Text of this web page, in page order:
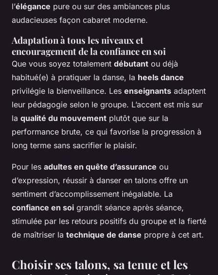
l’élégance pure ou sur des ambiances plus
audacieuses façon cabaret moderne.
Adaptation à tous les niveaux et
encouragement de la confiance en soi
Que vous soyez totalement débutant ou déjà
habitué(e) à pratiquer la danse, la heels dance
privilégie la bienveillance. Les enseignants adaptent
leur pédagogie selon le groupe. L’accent est mis sur
la qualité du mouvement plutôt que sur la
performance brute, ce qui favorise la progression à
long terme sans sacrifier le plaisir.
Pour les adultes en quête d’assurance ou
d’expression, réussir à danser en talons offre un
sentiment d’accomplissement inégalable. La
confiance en soi grandit séance après séance,
stimulée par les retours positifs du groupe et la fierté
de maîtriser la technique de danse propre à cet art.
Choisir ses talons, sa tenue et les